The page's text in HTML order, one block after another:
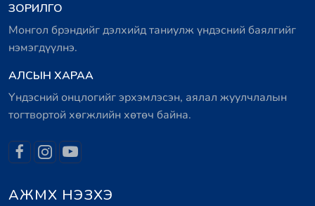
ЗОРИЛГО
Монгол брэндийг дэлхийд таниулж үндэсний баялгийг
нэмэгдүүлнэ.
АЛСЫН ХАРАА
Үндэсний онцлогийг эрхэмлэсэн, аялал жуулчлалын
тогтвортой хөгжлийн хөтөч байна.
АЖМХ НЭЗХЭ